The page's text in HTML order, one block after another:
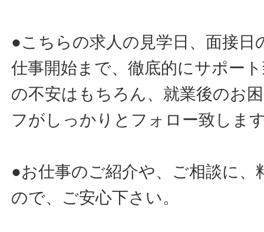
●こちらの求人の見学日、面接日
仕事開始まで、徹底的にサポー
の不安はもちろん、就業後のお
フがしっかりとフォロー致しま
●お仕事のご紹介や、ご相談に
ので、ご安心下さい。